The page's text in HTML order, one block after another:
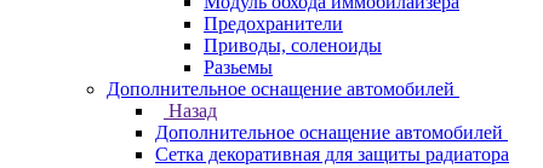
Предохранители
Приводы, соленоиды
Разьемы
Дополнительное оснащение автомобилей
Назад
Дополнительное оснащение автомобилей
Сетка декоративная для защиты радиатора